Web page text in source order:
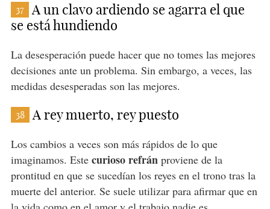
37
A un clavo ardiendo se agarra el que
se está hundiendo
La desesperación puede hacer que no tomes las mejores
decisiones ante un problema. Sin embargo, a veces, las
medidas desesperadas son las mejores.
38 A rey muerto, rey puesto
Los cambios a veces son más rápidos de lo que
imaginamos. Este curioso refrán proviene de la
prontitud en que se sucedían los reyes en el trono tras la
muerte del anterior. Se suele utilizar para afirmar que en